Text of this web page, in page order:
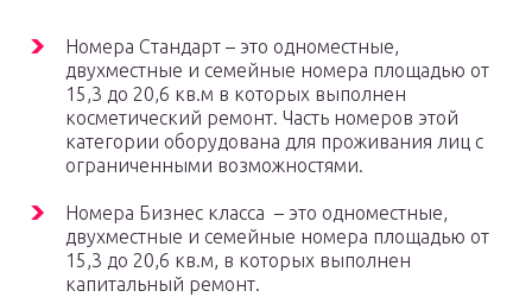
Номера Стандарт – это одноместные,
двухместные и семейные номера площадью от
15,3 до 20,6 кв.м в которых выполнен
косметический ремонт. Часть номеров этой
категории оборудована для проживания лиц с
ограниченными возможностями.
Номера Бизнес класса – это одноместные,
двухместные и семейные номера площадью от
15,3 до 20,6 кв.м, в которых выполнен
капитальный ремонт.